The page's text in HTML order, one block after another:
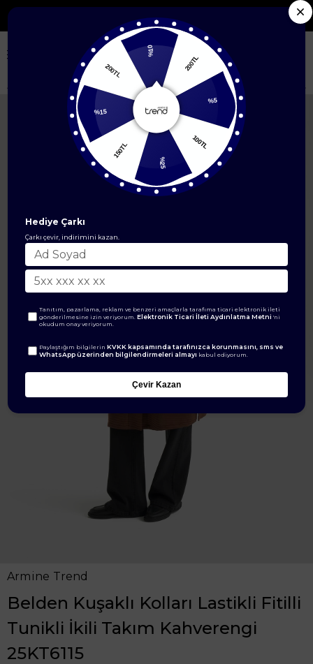
Fırsat Ürünlerinde Net %70 İndirim
ÜST GİYİM İkili Takım Belden Kuşaklı Kolları Lastikli Fitilli
Armine Trend
Belden Kuşaklı Kolları Lastikli Fitilli
Tunikli İkili Takım Kahverengi
25KT6115
200TL
150TL
%15
200TL
Hediye Çarkı
Çarkı çevir, indirimini kazan.
Tanıtım, pazarlama, reklam ve benzeri amaçlarla tarafıma ticari elektronik ileti
gönderilmesine izin veriyorum.Elektronik Ticari İleti Aydınlatma Metni 'ni
okudum onay veriyorum.
Paylaştığım bilgilerinKVKK kapsamında tarafınızca korunmasını, sms ve
WhatsApp üzerinden bilgilendirmeleri almayı kabul ediyorum.
Çevir Kazan